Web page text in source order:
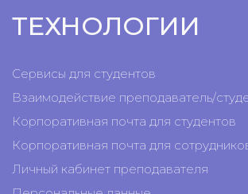
ТЕХНОЛОГИИ
Сервисы для студентов
Взаимодействие преподаватель/
Корпоративная почта для студентов
Корпоративная почта для
Личный кабинет преподавателя